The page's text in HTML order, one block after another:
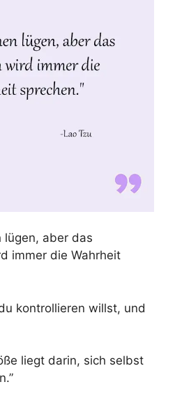
lügen, aber das
immer die Wahrheit
kontrollieren willst, und
liegt darin, sich selbst